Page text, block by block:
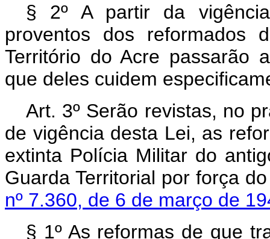
§ 2º A partir da
proventos dos reformados
Território do Acre passarão
que deles cuidem
Art. 3º Serão revistas, no
de vigência desta Lei, as
extinta Polícia Militar do
Guarda Territorial por força
nº 7.360, de 6 de março de
§ 1º As reformas de que